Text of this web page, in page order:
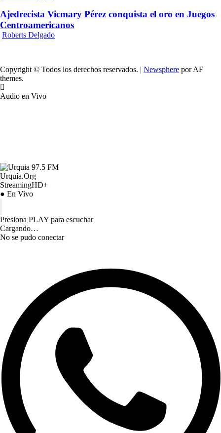
Ajedrecista Vicmary Pérez conquista el oro en Juegos
Centroamericanos
Roberts Delgado
Copyright © Todos los derechos reservados. | Newsphere por AF
themes.
Audio en Vivo
Urquía.Org
StreamingHD+
● En Vivo
Presiona PLAY para escuchar
Cargando…
No se pudo conectar